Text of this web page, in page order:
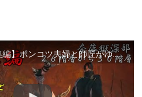
【仁王２】【総集編】ポンコツ夫婦と師匠がゆく奈落獄深部２６階～３０階【NIOH2】